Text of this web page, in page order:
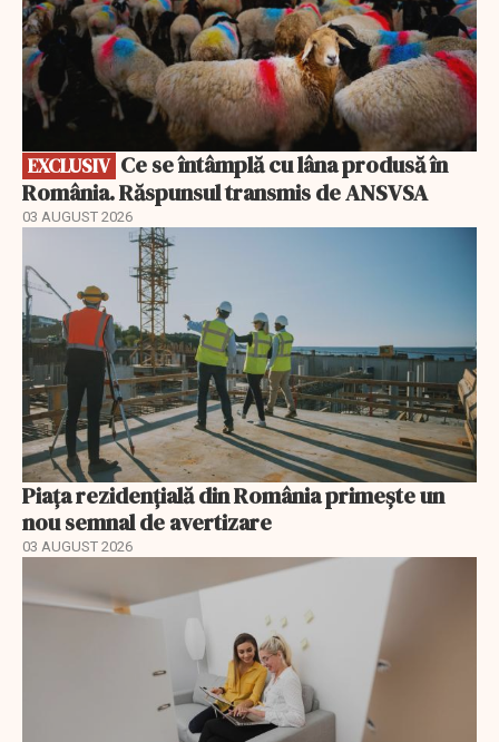
EXCLUSIV
România. Răspunsul transmis de ANSVSA
03 AUGUST 2026
Piața rezidențială din România primește un
nou semnal de avertizare
03 AUGUST 2026